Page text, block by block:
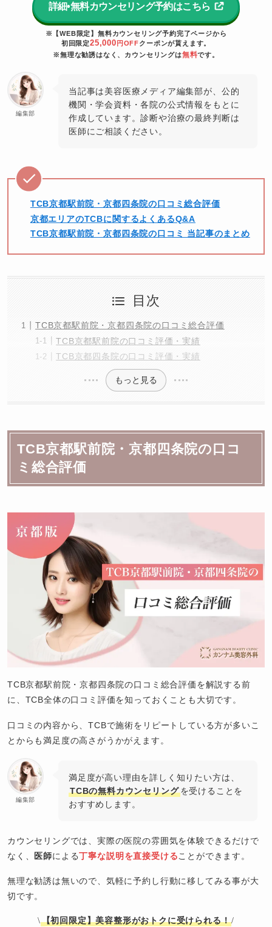
詳細•無料カウンセリング予約はこちら
※【WEB限定】無料カウンセリング予約完了ページから
初回限定25,000 円OFFクーポンが貰えます。
※無理な勧誘はなく、カウンセリングは無料です。
編集部
当記事は美容医療メディア編集部が、公的
機関・学会資料・各院の公式情報をもとに
作成しています。診断や治療の最終判断は
医師にご相談ください。
TCB京都駅前院・京都四条院の口コミ総合評価
京都エリアのTCBに関するよくあるQ&A
TCB京都駅前院・京都四条院の口コミ 当記事のまとめ
目次
TCB京都駅前院・京都四条院の口コミ総合評価
TCB京都駅前院の口コミ評価・実績
TCB京都四条院の口コミ評価・実績
もっと見る
TCB京都駅前院・京都四条院の口コ
ミ総合評価
TCB京都駅前院・京都四条院の口コミ総合評価を解説する前
に、TCB全体の口コミ評価を知っておくことも大切です。
口コミの内容から、TCBで施術をリピートしている方が多いこ
とからも満足度の高さがうかがえます。
編集部
満足度が高い理由を詳しく知りたい方は、
TCBの無料カウンセリングを受けることを
おすすめします。
カウンセリングでは、実際の医院の雰囲気を体験できるだけで
なく、 医師による丁寧な説明を直接受けることができます。
無理な勧誘は無いので、気軽に予約し行動に移してみる事が大
切です。
\【初回限定】美容整形がおトクに受けられる！/